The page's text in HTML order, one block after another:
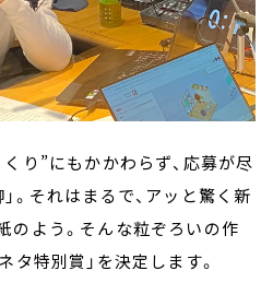
り”にもかかわらず、応募が尽
。それはまるで、アッと驚く新
のよう。そんな粒ぞろいの作
タ特別賞」を決定します。